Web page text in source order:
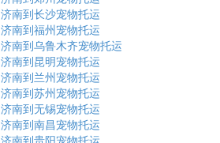
济南到长沙宠物托运
济南到福州宠物托运
济南到乌鲁木齐宠物托运
济南到昆明宠物托运
济南到兰州宠物托运
济南到苏州宠物托运
济南到无锡宠物托运
济南到南昌宠物托运
济南到贵阳宠物托运